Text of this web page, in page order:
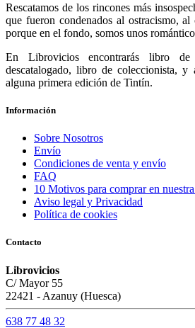
Rescatamos de los rincones más
que fueron condenados al ostracismo,
porque en el fondo, somos unos
En Librovicios encontrarás libro de
descatalogado, libro de coleccionista, y
alguna primera edición de Tintín.
Información
Sobre Nosotros
Envío
Condiciones de venta y envío
FAQ
10 Motivos para comprar en
Aviso legal y Privacidad
Política de cookies
Contacto
Librovicios
C/ Mayor 55
22421 - Azanuy (Huesca)
638 77 48 32